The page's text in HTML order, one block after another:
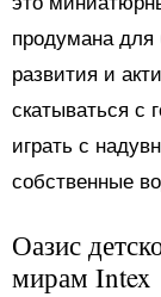
продумана для
развития и
скатываться с
играть с
собственные
Оазис
мирам Intex